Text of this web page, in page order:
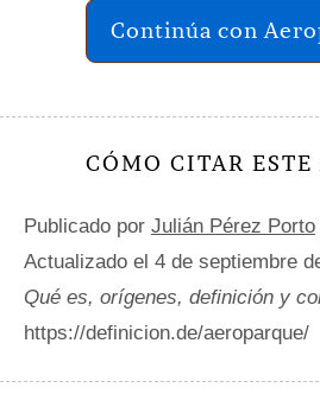
Continúa con
CÓMO CITAR
Publicado por Julián Pérez Porto
Actualizado el 4 de septiembre
Qué es, orígenes, definición y
https://definicion.de/aeroparque/